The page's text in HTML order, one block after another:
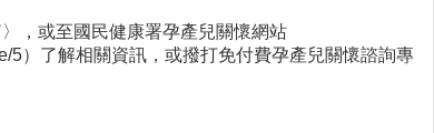
，或至國民健康署孕產兒關懷網站
5）了解相關資訊，或撥打免付費孕產兒關懷諮詢專